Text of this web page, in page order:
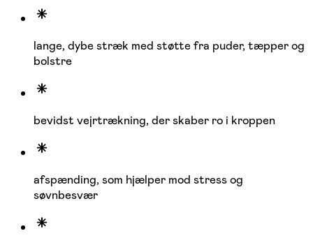
lange, dybe stræk med støtte fra puder, tæpper og
bolstre
bevidst vejrtrækning, der skaber ro i kroppen
afspænding, som hjælper mod stress og
søvnbesvær